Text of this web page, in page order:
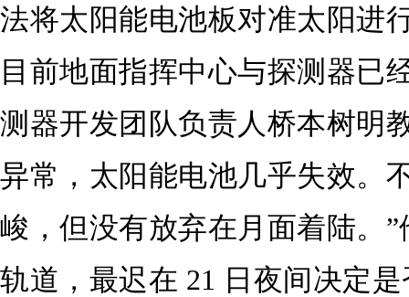
法将太阳能电池板对准太阳进
目前地面指挥中心与探测器已
测器开发团队负责人桥本树明
异常，太阳能电池几乎失效。
峻，但没有放弃在月面着陆。
轨道，最迟在 21 日夜间决定